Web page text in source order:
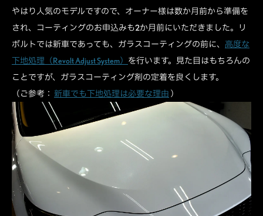
やはり人気のモデルですので、オーナー様は数か月前から準備を
され、コーティングのお申込みも2か月前にいただきました。リ
ボルトでは新車であっても、ガラスコーティングの前に、 高度な
下地処理（Revolt Adjust System） を行います。見た目はもちろんの
ことですが、ガラスコーティング剤の定着を良くします。
（ご参考： 新車でも下地処理は必要な理由 ）